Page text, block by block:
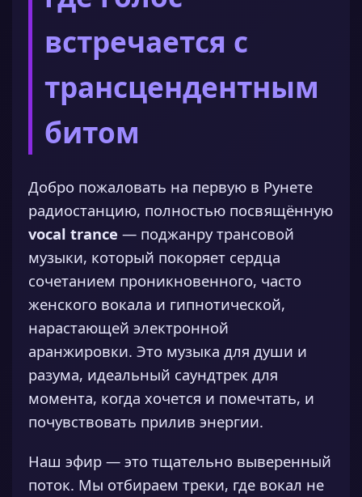
встречается с
трансцендентным
битом
Добро пожаловать на первую в Рунете
радиостанцию, полностью посвящённую
vocal trance — поджанру трансовой
музыки, который покоряет сердца
сочетанием проникновенного, часто
женского вокала и гипнотической,
нарастающей электронной
аранжировки. Это музыка для души и
разума, идеальный саундтрек для
момента, когда хочется и помечтать, и
почувствовать прилив энергии.
Наш эфир — это тщательно выверенный
поток. Мы отбираем треки, где вокал не